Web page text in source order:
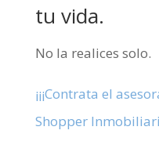
tu vida.
No la realices solo.
¡¡¡Contrata el
Shopper